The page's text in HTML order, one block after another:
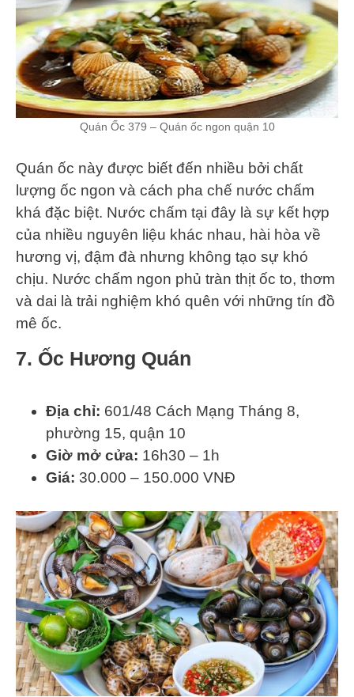
Quán Ốc 379 – Quán ốc ngon quận 10
Quán ốc này được biết đến nhiều bởi chất
lượng ốc ngon và cách pha chế nước chấm
khá đặc biệt. Nước chấm tại đây là sự kết hợp
của nhiều nguyên liệu khác nhau, hài hòa về
hương vị, đậm đà nhưng không tạo sự khó
chịu. Nước chấm ngon phủ tràn thịt ốc to, thơm
và dai là trải nghiệm khó quên với những tín đồ
mê ốc.
7. Ốc Hương Quán
Địa chỉ: 601/48 Cách Mạng Tháng 8,
phường 15, quận 10
Giờ mở cửa: 16h30 – 1h
Giá: 30.000 – 150.000 VNĐ